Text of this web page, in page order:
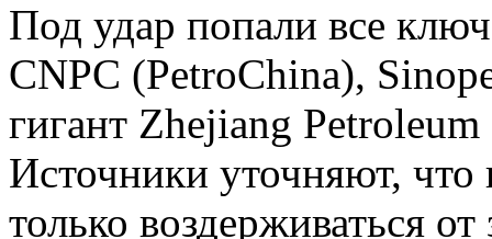
Под удар попали все
CNPC (PetroChina),
гигант Zhejiang
Источники уточняют,
только воздерживаться